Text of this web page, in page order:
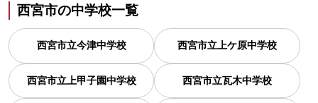
西宮市の中学校一覧
西宮市立今津中学校 西宮市立上ケ原中学校
西宮市立上甲子園中学校 西宮市立瓦木中学校